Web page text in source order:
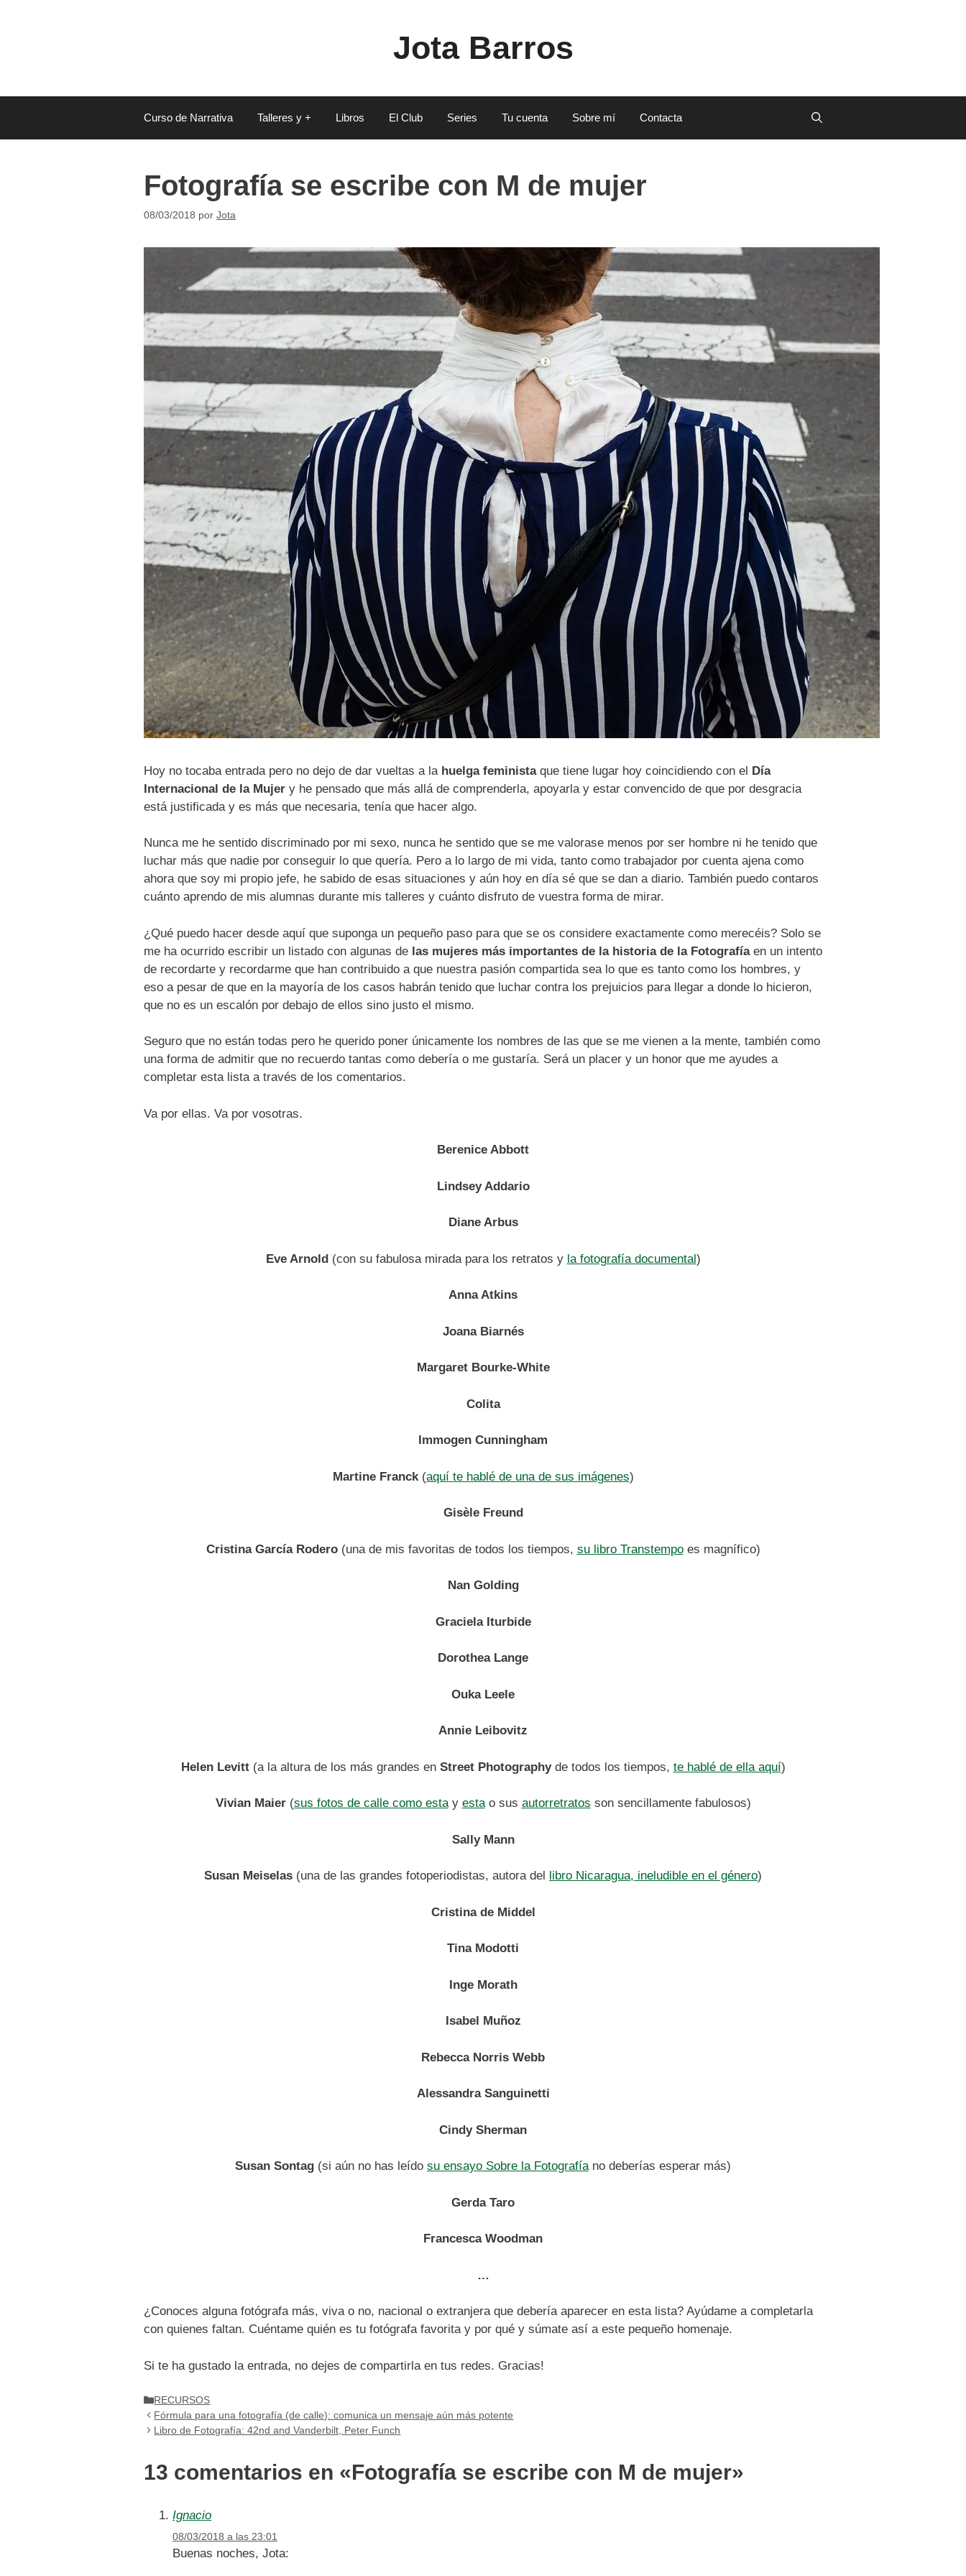
Jota Barros
Curso de Narrativa Talleres y + Libros El Club Series Tu cuenta Sobre mí Contacta
Fotografía se escribe con M de mujer
08/03/2018 por Jota
Hoy no tocaba entrada pero no dejo de dar vueltas a la huelga feministaque tiene lugar hoy coincidiendo con el Día
Internacional de la Mujer y he pensado que más allá de comprenderla, apoyarla y estar convencido de que por desgracia
está justificada y es más que necesaria, tenía que hacer algo.
Nunca me he sentido discriminado por mi sexo, nunca he sentido que se me valorase menos por ser hombre ni he tenido que
luchar más que nadie por conseguir lo que quería. Pero a lo largo de mi vida, tanto como trabajador por cuenta ajena como
ahora que soy mi propio jefe, he sabido de esas situaciones y aún hoy en día sé que se dan a diario. También puedo contaros
cuánto aprendo de mis alumnas durante mis talleres y cuánto disfruto de vuestra forma de mirar.
¿Qué puedo hacer desde aquí que suponga un pequeño paso para que se os considere exactamente como merecéis? Solo se
me ha ocurrido escribir un listado con algunas de las mujeres más importantes de la historia de la Fotografíaen un intento
de recordarte y recordarme que han contribuido a que nuestra pasión compartida sea lo que es tanto como los hombres, y
eso a pesar de que en la mayoría de los casos habrán tenido que luchar contra los prejuicios para llegar a donde lo hicieron,
que no es un escalón por debajo de ellos sino justo el mismo.
Seguro que no están todas pero he querido poner únicamente los nombres de las que se me vienen a la mente, también como
una forma de admitir que no recuerdo tantas como debería o me gustaría. Será un placer y un honor que me ayudes a
completar esta lista a través de los comentarios.
Va por ellas. Va por vosotras.
Berenice Abbott
Lindsey Addario
Diane Arbus
Eve Arnold(con su fabulosa mirada para los retratos y la fotografía documental)
Anna Atkins
Joana Biarnés
Margaret Bourke-White
Colita
Immogen Cunningham
Martine Franck(aquí te hablé de una de sus imágenes)
Gisèle Freund
Cristina García Rodero(una de mis favoritas de todos los tiempos, su libro Transtempoes magnífico)
Nan Golding
Graciela Iturbide
Dorothea Lange
Ouka Leele
Annie Leibovitz
Helen Levitt(a la altura de los más grandes en Street Photographyde todos los tiempos, te hablé de ella aquí)
Vivian Maier(sus fotos de calle como estay estao sus autorretratos son sencillamente fabulosos)
Sally Mann
Susan Meiselas (una de las grandes fotoperiodistas, autora del libro Nicaragua, ineludible en el género)
Cristina de Middel
Tina Modotti
Inge Morath
Isabel Muñoz
Rebecca Norris Webb
Alessandra Sanguinetti
Cindy Sherman
Susan Sontag (si aún no has leído su ensayo Sobre la Fotografíano deberías esperar más)
Gerda Taro
Francesca Woodman
…
¿Conoces alguna fotógrafa más, viva o no, nacional o extranjera que debería aparecer en esta lista? Ayúdame a completarla
con quienes faltan. Cuéntame quién es tu fotógrafa favorita y por qué y súmate así a este pequeño homenaje.
Si te ha gustado la entrada, no dejes de compartirla en tus redes. Gracias!
Categorías
RECURSOS
Fórmula para una fotografía (de calle): comunica un mensaje aún más potente
Libro de Fotografía: 42nd and Vanderbilt, Peter Funch
13 comentarios en «Fotografía se escribe con M de mujer»
Ignacio
08/03/2018 a las 23:01
Buenas noches, Jota: